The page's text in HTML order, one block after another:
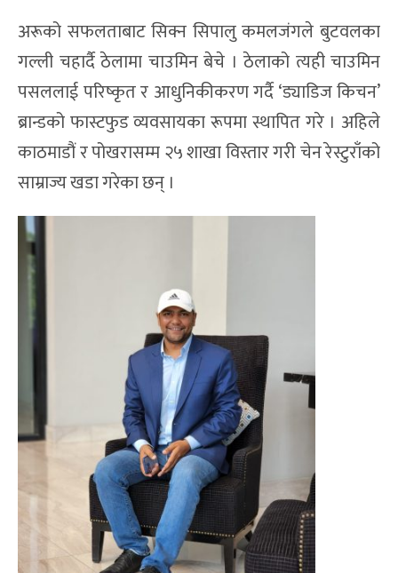
अरूको सफलताबाट सिक्न सिपालु कमलजंगले बुटवलका
गल्ली चहार्दै ठेलामा चाउमिन बेचे । ठेलाको त्यही चाउमिन
पसललाई परिष्कृत र आधुनिकीकरण गर्दै ‘ड्याडिज किचन’
ब्रान्डको फास्टफुड व्यवसायका रूपमा स्थापित गरे । अहिले
काठमाडौं र पोखरासम्म २५ शाखा विस्तार गरी चेन रेस्टुराँको
साम्राज्य खडा गरेका छन् ।